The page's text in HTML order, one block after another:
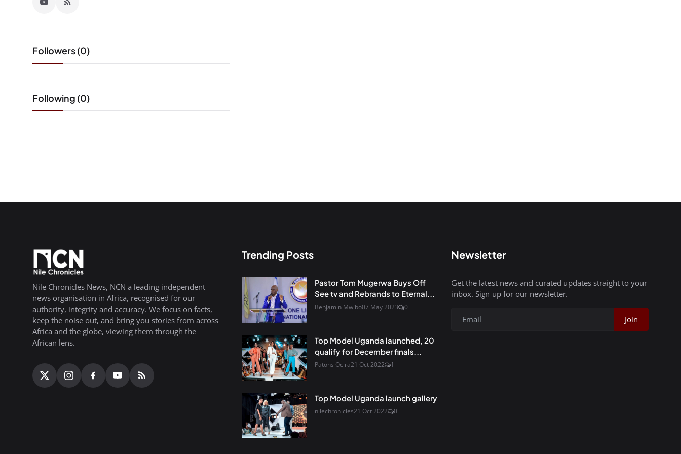
Followers (0)
Following (0)
Nile Chronicles News, NCN a leading independent
news organisation in Africa, recognised for our
authority, integrity and accuracy. We focus on facts,
keep the noise out, and bring you stories from across
Africa and the globe, viewing them through the
African lens.
Trending Posts
Pastor Tom Mugerwa Buys Off
See tv and Rebrands to Eternal...
Benjamin Mwibo07 May 2023 0
Top Model Uganda launched, 20
qualify for December finals...
Patons Ocira21 Oct 2022 1
Top Model Uganda launch gallery
nilechronicles21 Oct 2022 0
Newsletter
Get the latest news and curated updates straight to your
inbox. Sign up for our newsletter.
Join